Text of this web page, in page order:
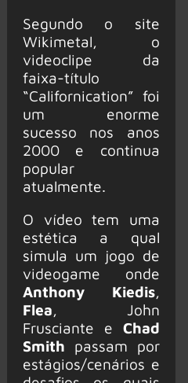
Segundo o site
Wikimetal, o
videoclipe da
faixa-título
“Californication” foi
um enorme
sucesso nos anos
2000 e continua
popular
atualmente.
O vídeo tem uma
estética a qual
simula um jogo de
videogame onde
Anthony Kiedis,
Flea, John
Frusciante e Chad
Smith passam por
estágios/cenários e